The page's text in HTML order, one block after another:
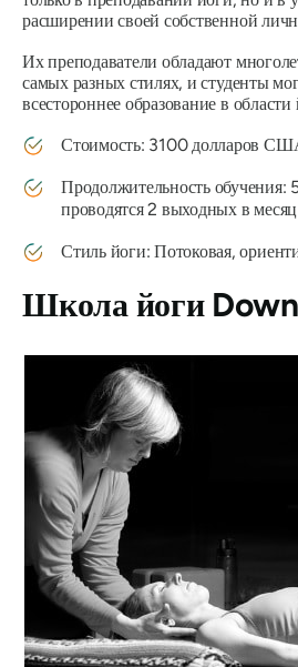
расширении своей собственной
Их преподаватели обладают
самых разных стилях, и студенты
всестороннее образование в области
Стоимость: 3100 долларов
Продолжительность обучения:
проводятся 2 выходных в месяц
Стиль йоги: Потоковая,
Школа йоги